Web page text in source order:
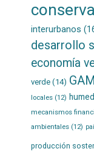
interurbanos
desarrollo
economía
verde(14) GAM
locales(12)
mecanismos
ambientales(12)
producción